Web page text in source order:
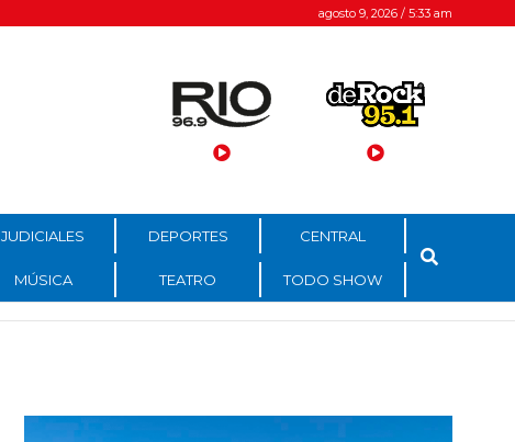
agosto 9, 2026 / 5:33 am
JUDICIALES DEPORTES CENTRAL
MÚSICA TEATRO TODO SHOW